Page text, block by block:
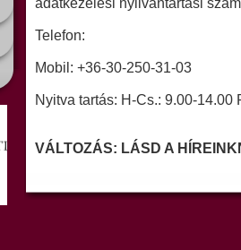
adatkezelési nyilvántartási
Telefon:
Mobil: +36-30-250-31-03
Nyitva tartás: H-Cs.: 9.00-14.00
VÁLTOZÁS: LÁSD A